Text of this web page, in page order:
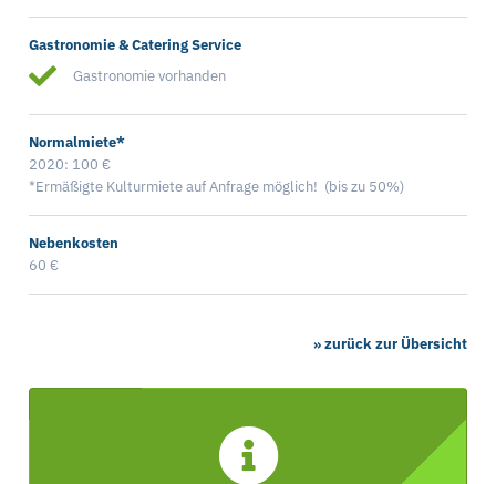
Gastronomie & Catering Service
Gastronomie vorhanden
Normalmiete*
2020: 100 €
*Ermäßigte Kulturmiete auf Anfrage möglich! (bis zu 50%)
Nebenkosten
60 €
» zurück zur Übersicht